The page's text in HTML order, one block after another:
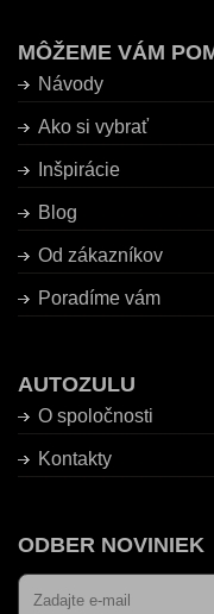
MÔŽEME VÁM
Návody
Ako si vybrať
Inšpirácie
Blog
Od zákazníkov
Poradíme vám
AUTOZULU
O spoločnosti
Kontakty
ODBER NOVINIEK